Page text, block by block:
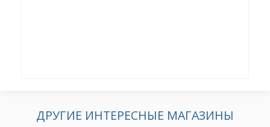
ДРУГИЕ ИНТЕРЕСНЫЕ МАГАЗИНЫ